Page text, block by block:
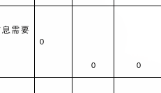
需要
0
0 0